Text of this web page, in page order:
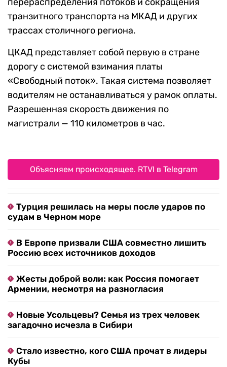
транзитного транспорта на МКАД и других
трассах столичного региона.
ЦКАД представляет собой первую в стране
дорогу с системой взимания платы
«Свободный поток». Такая система позволяет
водителям не останавливаться у рамок оплаты.
Разрешенная скорость движения по
магистрали — 110 километров в час.
Объясняем происходящее. RTVI в Telegram
Турция решилась на меры после ударов по
судам в Черном море
В Европе призвали США совместно лишить
Россию всех источников доходов
Жесты доброй воли: как Россия помогает
Армении, несмотря на разногласия
Новые Усольцевы? Семья из трех человек
загадочно исчезла в Сибири
Стало известно, кого США прочат в лидеры
Кубы